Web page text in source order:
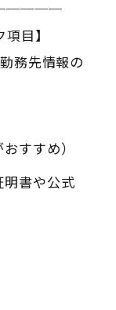
目】
務先情報の
すすめ）
書や公式